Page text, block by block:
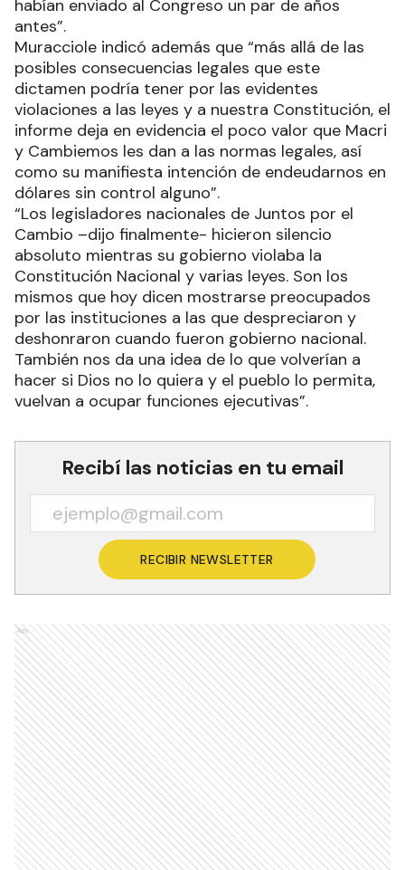
habían enviado al Congreso un par de años
antes”.
Muracciole indicó además que “más allá de las
posibles consecuencias legales que este
dictamen podría tener por las evidentes
violaciones a las leyes y a nuestra Constitución, el
informe deja en evidencia el poco valor que Macri
y Cambiemos les dan a las normas legales, así
como su manifiesta intención de endeudarnos en
dólares sin control alguno”.
“Los legisladores nacionales de Juntos por el
Cambio –dijo finalmente- hicieron silencio
absoluto mientras su gobierno violaba la
Constitución Nacional y varias leyes. Son los
mismos que hoy dicen mostrarse preocupados
por las instituciones a las que despreciaron y
deshonraron cuando fueron gobierno nacional.
También nos da una idea de lo que volverían a
hacer si Dios no lo quiera y el pueblo lo permita,
vuelvan a ocupar funciones ejecutivas”.
Recibí las noticias en tu email
RECIBIR NEWSLETTER
Ads